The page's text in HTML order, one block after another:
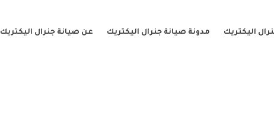
اليكتريك مدونة صيانة جنرال اليكتريك عن صيانة جنرال اليكتريك